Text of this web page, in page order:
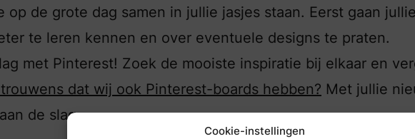
Cookie-instellingen
de grote dag samen in jullie jasjes staan. Eerst gaan
te leren kennen en over eventuele designs te praten.
met Pinterest! Zoek de mooiste inspiratie bij elkaar en
dat wij ook Pinterest-boards hebben? Met jullie
de slag.